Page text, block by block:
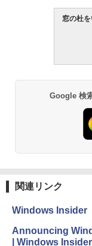
窓の杜
Google 検
関連リンク
Windows Insider
Announcing
| Windows